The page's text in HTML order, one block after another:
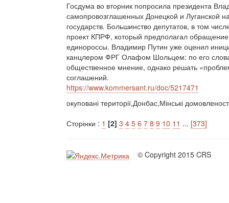
Госдума во вторник попросила президента
самопровозглашенных Донецкой и Луганской
государств. Большинство депутатов, в том
проект КПРФ, который предполагал
единороссы. Владимир Путин уже оценил
канцлером ФРГ Олафом Шольцем: по его
общественное мнение, однако решать
соглашений.
https://www.kommersant.ru/doc/5217471
окуповані території,Донбас,Мінські
Сторінки : 1 [2] 3 4 5 6 7 8 9 10 11 ... [373]
© Copyright 2015 CRS